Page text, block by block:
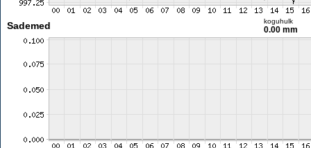
Sademed koguhulk
0.00 mm